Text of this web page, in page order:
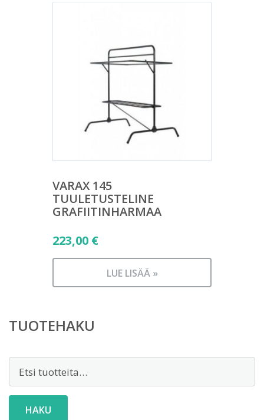
VARAX 145
TUULETUSTELINE
GRAFIITINHARMAA
223,00 €
LUE LISÄÄ »
TUOTEHAKU
HAKU